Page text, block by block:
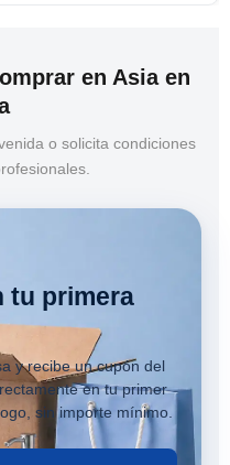
en Asia en
o solicita condiciones
tu primera
y recibe un cupón del
en tu primer
sin importe mínimo.